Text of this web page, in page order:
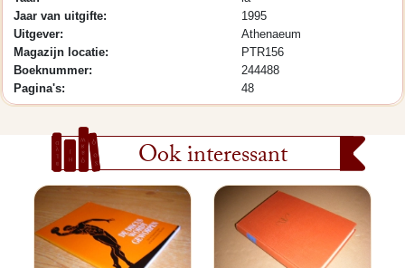
Jaar van uitgifte:
1995
Uitgever:
Athenaeum
Magazijn locatie:
PTR156
Boeknummer:
244488
Pagina's:
48
Ook interessant